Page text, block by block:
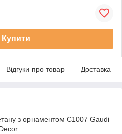
Купити
Відгуки про товар Доставка
з орнаментом C1007 Gaudi